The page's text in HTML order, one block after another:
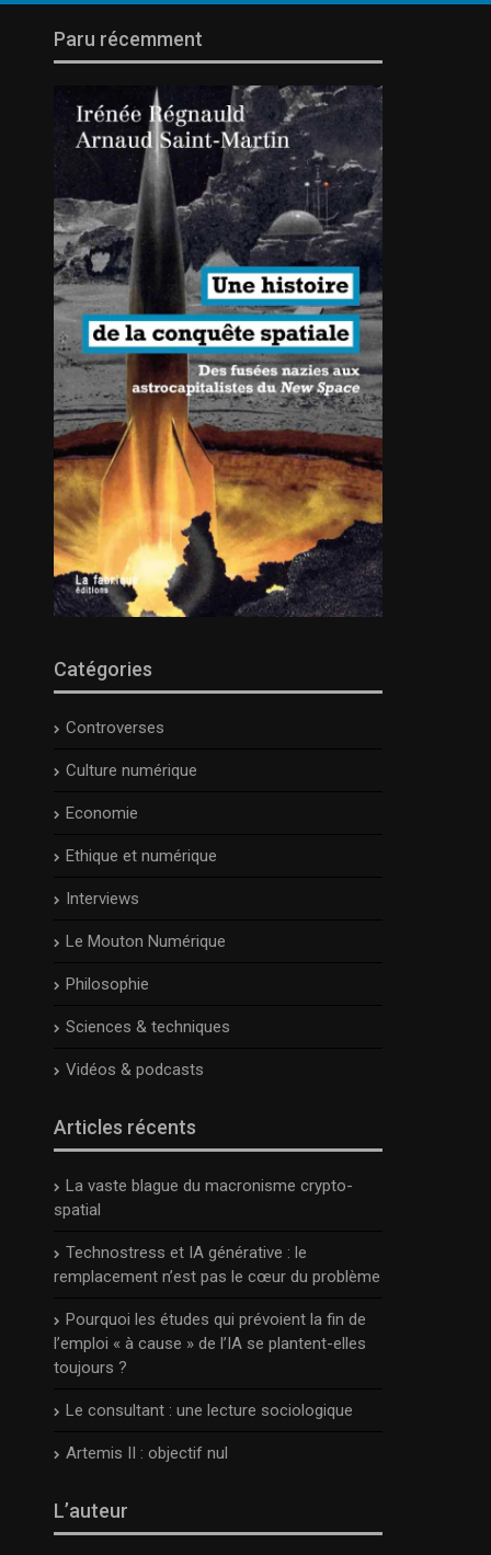
Paru récemment
Catégories
Controverses
Culture numérique
Economie
Ethique et numérique
Interviews
Le Mouton Numérique
Philosophie
Sciences & techniques
Vidéos & podcasts
Articles récents
La vaste blague du macronisme crypto-
spatial
Technostress et IA générative : le
remplacement n’est pas le cœur du problème
Pourquoi les études qui prévoient la fin de
l’emploi « à cause » de l’IA se plantent-elles
toujours ?
Le consultant : une lecture sociologique
Artemis II : objectif nul
L’auteur